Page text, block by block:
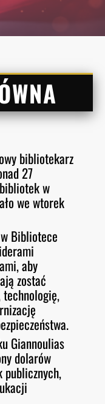
bibliotekarz
27
w
we wtorek
Bibliotece
aby
zostać
technologię,
Giannoulias
dolarów